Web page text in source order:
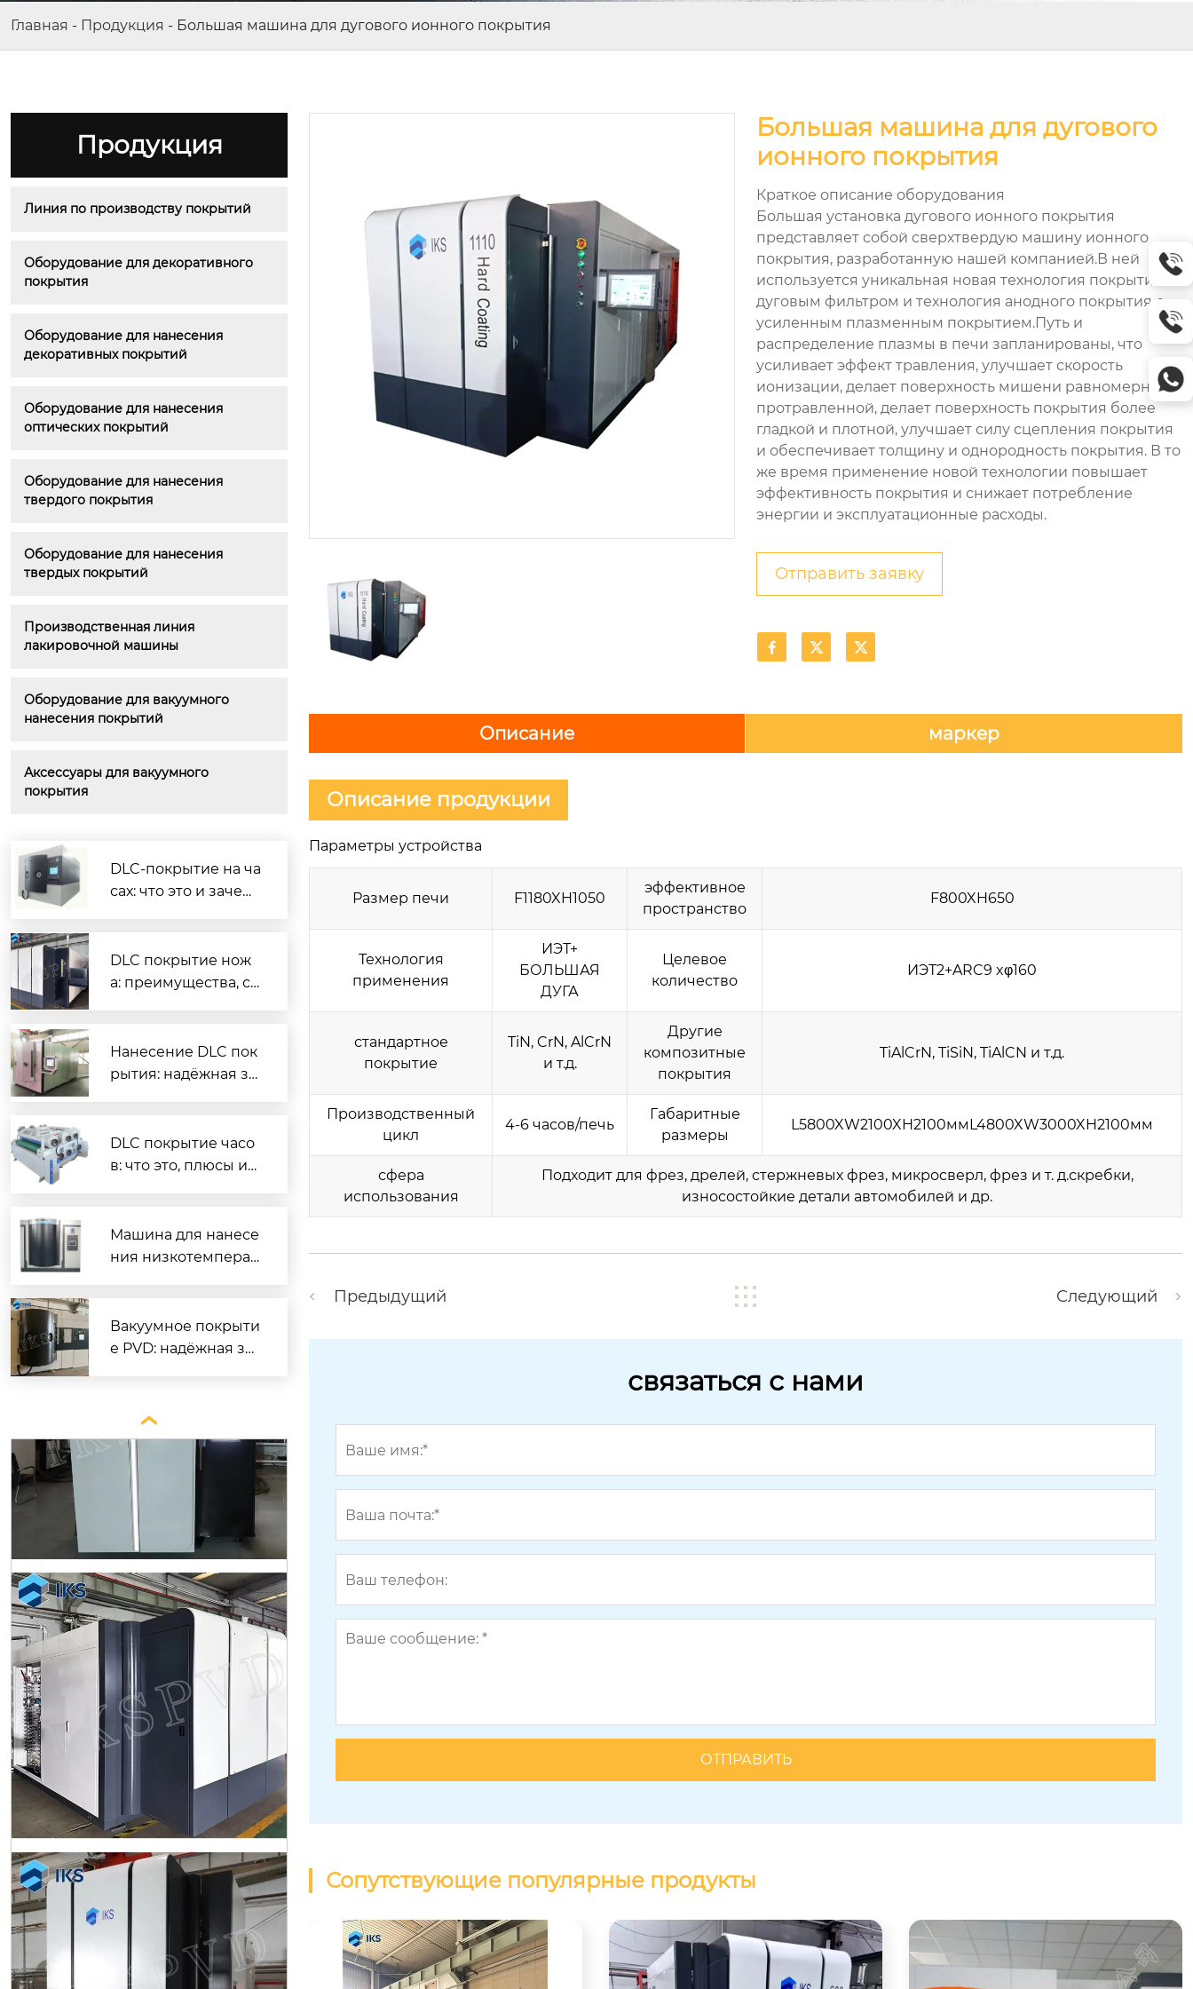
Главная - Продукция - Большая машина для дугового ионного покрытия
Продукция
Линия по производству покрытий
Оборудование для декоративного
покрытия
Оборудование для нанесения
декоративных покрытий
Оборудование для нанесения
оптических покрытий
Оборудование для нанесения
твердого покрытия
Оборудование для нанесения
твердых покрытий
Производственная линия
лакировочной машины
Оборудование для вакуумного
нанесения покрытий
Аксессуары для вакуумного
покрытия
DLC-покрытие на ча
сах: что это и зачем
DLC покрытие нож
а: преимущества, ср
Нанесение DLC пок
рытия: надёжная за
DLC покрытие часо
в: что это, плюсы и
Машина для нанесе
ния низкотемперат
ение для промышл
енного применени
Вакуумное покрыти
е PVD: надёжная за

Система нанесения покрытий в у
словиях высокого вакуума
Большая машина для дугового
ионного покрытия
Краткое описание оборудования
Большая установка дугового ионного покрытия
представляет собой сверхтвердую машину ионного
покрытия, разработанную нашей компанией.В ней
используется уникальная новая технология покрытия с
дуговым фильтром и технология анодного покрытия с
усиленным плазменным покрытием.Путь и
распределение плазмы в печи запланированы, что
усиливает эффект травления, улучшает скорость
ионизации, делает поверхность мишени равномерно
протравленной, делает поверхность покрытия более
гладкой и плотной, улучшает силу сцепления покрытия
и обеспечивает толщину и однородность покрытия. В то
же время применение новой технологии повышает
эффективность покрытия и снижает потребление
энергии и эксплуатационные расходы.
Отправить заявку
  
Описание маркер
Описание продукции
Параметры устройства
Размер печи F1180XH1050
эффективное
пространство
F800XH650
Технология
применения
ИЭТ+
БОЛЬШАЯ
ДУГА
Целевое
количество
ИЭТ2+ARC9 xφ160
стандартное
покрытие
TiN, CrN, AlCrN
и т.д.
Другие
композитные
покрытия
TiAlCrN, TiSiN, TiAlCN и т.д.
Производственный
цикл
4-6 часов/печь
Габаритные
размеры
L5800XW2100XH2100ммL4800XW3000XH2100мм
сфера
использования
Подходит для фрез, дрелей, стержневых фрез, микросверл, фрез и т. д.скребки,
износостойкие детали автомобилей и др.
Предыдущий Следующий
связаться с нами
Сопутствующие популярные продукты